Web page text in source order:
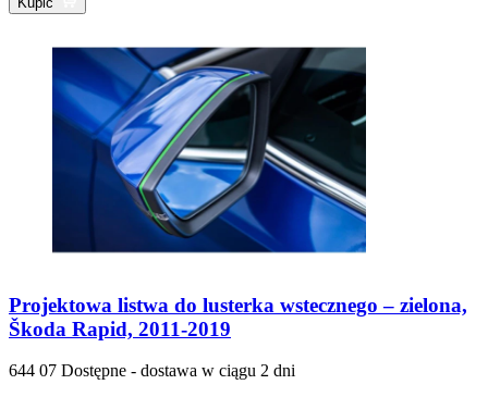
Projektowa listwa do lusterka wstecznego – zielona,
Škoda Rapid, 2011-2019
644 07 Dostępne - dostawa w ciągu 2 dni